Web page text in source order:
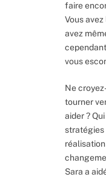
faire
Vous
avez
vous
Ne
tourner
aider ?
stratégies
Sara a